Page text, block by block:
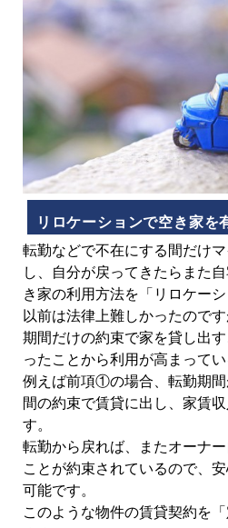
リロケーションで空き家を
転勤などで不在にする間だけ
し、自分が戻ってきたらまた
き家の利用方法を「リロケーシ
以前は法律上難しかったので
期間だけの約束で家を貸し出
ったことから利用が高まってい
例えば前項①の場合、転勤期
間の約束で賃貸に出し、家賃
す。
転勤から戻れば、またオーナ
ことが約束されているので、
可能です。
このような物件の賃貸契約を